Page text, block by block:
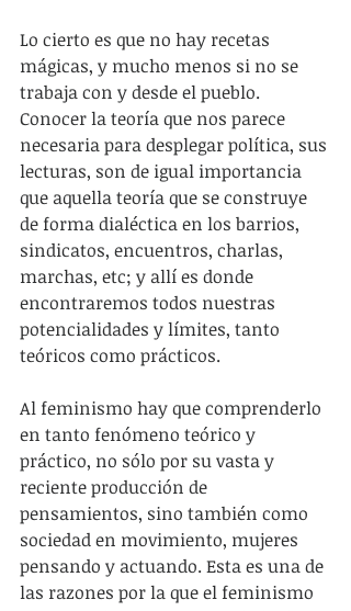
Lo cierto es que no hay recetas
mágicas, y mucho menos si no se
trabaja con y desde el pueblo.
Conocer la teoría que nos parece
necesaria para desplegar política, sus
lecturas, son de igual importancia
que aquella teoría que se construye
de forma dialéctica en los barrios,
sindicatos, encuentros, charlas,
marchas, etc; y allí es donde
encontraremos todos nuestras
potencialidades y límites, tanto
teóricos como prácticos.
Al feminismo hay que comprenderlo
en tanto fenómeno teórico y
práctico, no sólo por su vasta y
reciente producción de
pensamientos, sino también como
sociedad en movimiento, mujeres
pensando y actuando. Esta es una de
las razones por la que el feminismo